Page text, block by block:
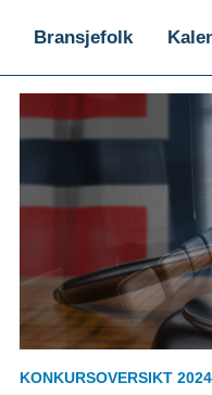
Bransjefolk
KONKURSOVERSIKT